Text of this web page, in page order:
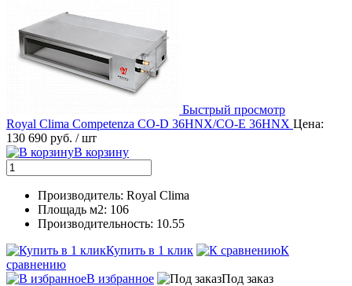
Быстрый просмотр
Royal Clima Competenza CO-D 36HNX/CO-E 36HNX Цена:
130 690 руб. / шт
В корзину
Производитель: Royal Clima
Площадь м2: 106
Производительность: 10.55
Купить в 1 клик
К
сравнению
В избранное
Под заказ